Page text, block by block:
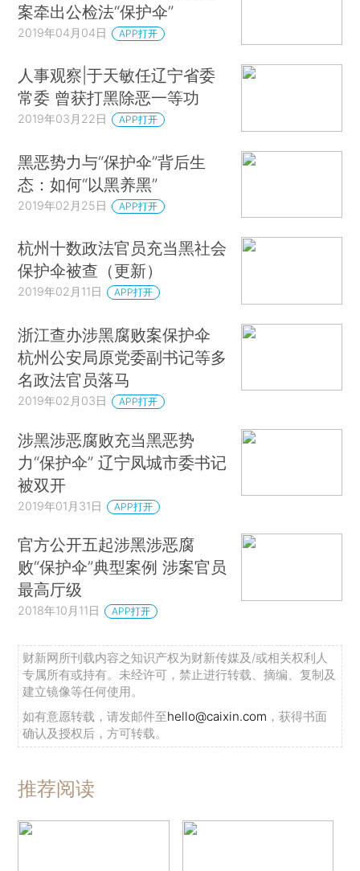
案牵出公检法“保护伞”
2019年04月04日 APP打开
人事观察|于天敏任辽宁省委
常委 曾获打黑除恶一等功
2019年03月22日 APP打开
黑恶势力与“保护伞”背后生
态：如何“以黑养黑”
2019年02月25日 APP打开
杭州十数政法官员充当黑社会
保护伞被查（更新）
2019年02月11日 APP打开
浙江查办涉黑腐败案保护伞
杭州公安局原党委副书记等多
名政法官员落马
2019年02月03日 APP打开
涉黑涉恶腐败充当黑恶势
力“保护伞” 辽宁凤城市委书记
被双开
2019年01月31日 APP打开
官方公开五起涉黑涉恶腐
败“保护伞”典型案例 涉案官员
最高厅级
2018年10月11日 APP打开
财新网所刊载内容之知识产权为财新传媒及/或相关权利人
专属所有或持有。未经许可，禁止进行转载、摘编、复制及
建立镜像等任何使用。
如有意愿转载，请发邮件至hello@caixin.com ，获得书面
确认及授权后，方可转载。
推荐阅读